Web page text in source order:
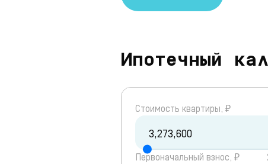
Ипотечный
Cтоимость квартиры, ₽
Первоначальный взнос, ₽